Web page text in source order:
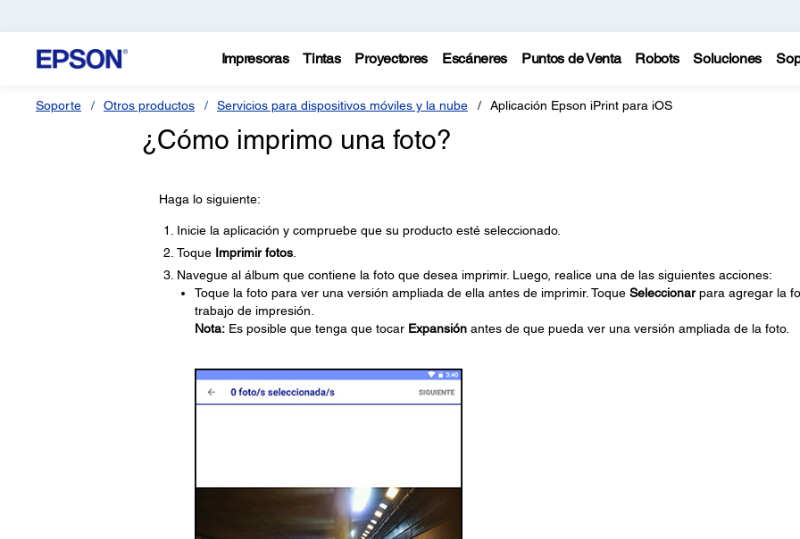
Impresoras Tintas Proyectores Escáneres Puntos de Venta Robots Soluciones
Soporte Otros productos Servicios para dispositivos móviles y la nube Aplicación Epson iPrint para iOS
¿Cómo imprimo una foto?
Haga lo siguiente:
Inicie la aplicación y compruebe que su producto esté seleccionado.
Toque Imprimir fotos.
Navegue al álbum que contiene la foto que desea imprimir. Luego, realice una de las siguientes acciones:
Toque la foto para ver una versión ampliada de ella antes de imprimir. Toque Seleccionarpara agregar la
trabajo de impresión.
Nota:Es posible que tenga que tocar Expansiónantes de que pueda ver una versión ampliada de la foto.